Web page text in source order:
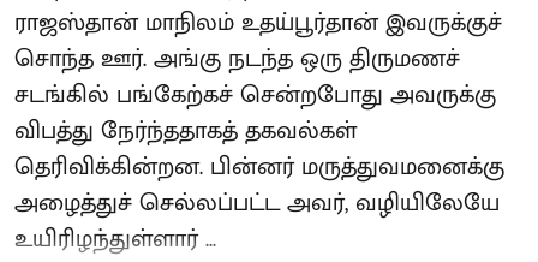
ராஜஸ்தான் மாநிலம் உதய்பூர்தான் இவருக்குச்
சொந்த ஊர். அங்கு நடந்த ஒரு திருமணச்
சடங்கில் பங்கேற்கச் சென்றபோது அவருக்கு
விபத்து நேர்ந்ததாகத் தகவல்கள்
தெரிவிக்கின்றன. பின்னர் மருத்துவமனைக்கு
அழைத்துச் செல்லப்பட்ட அவர், வழியிலேயே
உயிரிழந்துள்ளார் ...